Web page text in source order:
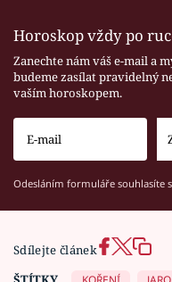
Horoskop vždy po
Zanechte nám váš e-mail a
budeme zasílat pravidelný
vaším horoskopem.
Odesláním formuláře souhlasíte s
Sdílejte článek